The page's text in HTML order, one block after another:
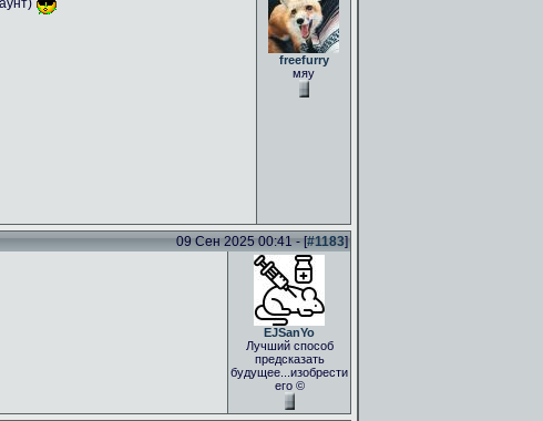
freefurry
мяу
09 Сен 2025 00:41 - [#1183]
EJSanYo
Лучший способ
предсказать
будущее...изобрести
его ©